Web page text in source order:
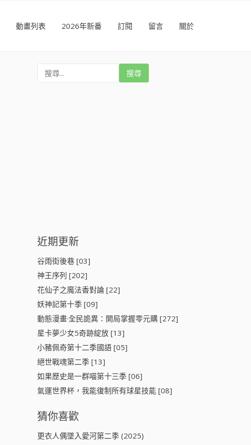
動畫列表 2026年新番 訂閱 留言 關於
近期更新
谷雨街後巷 [03]
神王序列 [202]
花仙子之魔法香對論 [22]
妖神記第十季 [09]
動態漫畫·全民詭異：開局掌握零元購 [272]
星卡夢少女5奇跡綻放 [13]
小豬佩奇第十二季國語 [05]
絕世戰魂第二季 [13]
如果歷史是一群喵第十三季 [06]
氣運世界杯，我能復制所有球星技能 [08]
猜你喜歡
更衣人偶墜入愛河第二季 (2025)